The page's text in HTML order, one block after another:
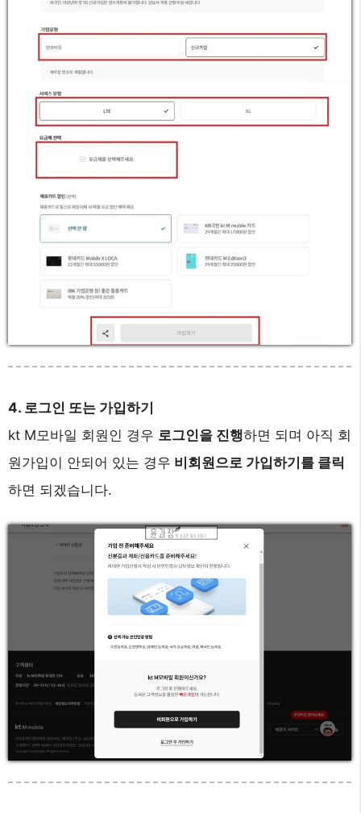
4. 로그인 또는 가입하기
kt M모바일 회원인 경우 로그인을 진행하면 되며 아직 회
원가입이 안되어 있는 경우 비회원으로 가입하기를 클릭
하면 되겠습니다.